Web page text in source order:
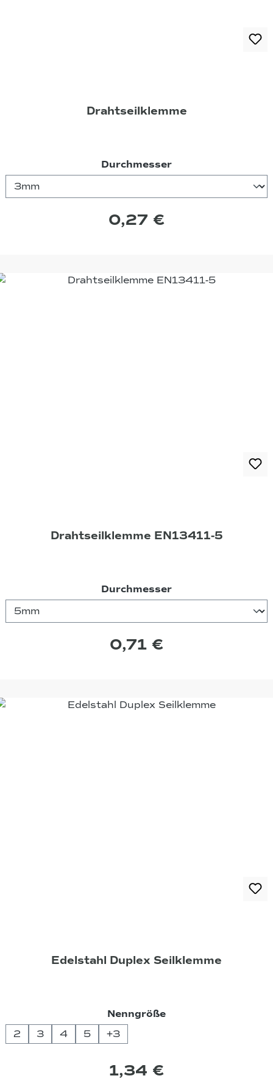
Drahtseilklemme
Durchmesserauswählen
0,27 €
Drahtseilklemme EN13411-5
Durchmesserauswählen
0,71 €
Edelstahl Duplex Seilklemme
Nenngrößeauswählen
2
3 4 5 +3
1,34 €